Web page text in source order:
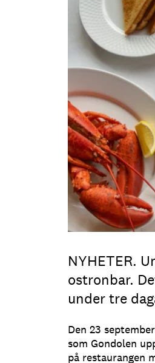
NYHETER.
ostronbar.
under tre
Den 23
som Gondolen
på restaurangen